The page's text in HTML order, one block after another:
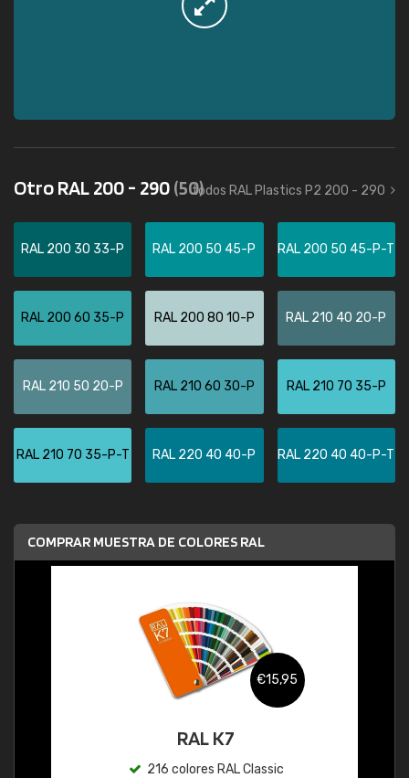
Otro RAL 200 - 290(50)todos RAL Plastics P2 200 - 290
RAL 200 30 33-P RAL 200 50 45-P RAL 200 50 45-P-T
RAL 200 60 35-P RAL 200 80 10-P RAL 210 40 20-P
RAL 210 50 20-P RAL 210 60 30-P RAL 210 70 35-P
RAL 210 70 35-P-T RAL 220 40 40-P RAL 220 40 40-P-T
COMPRAR MUESTRA DE COLORES RAL
€15,95
RAL K7
216 colores RAL Classic